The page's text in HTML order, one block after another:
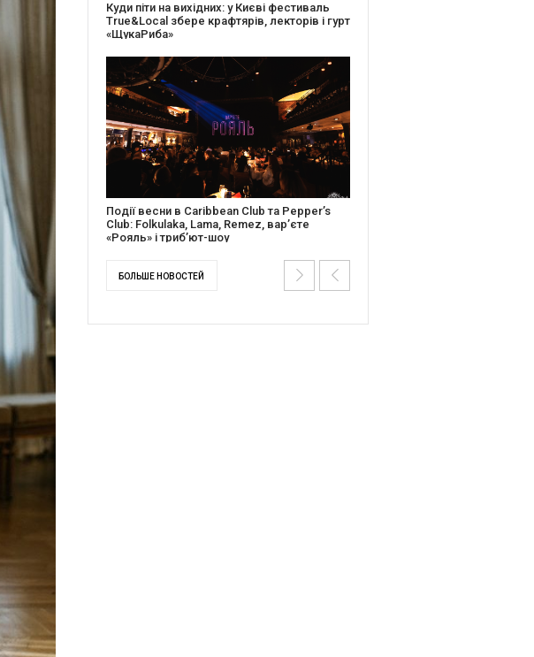
27 років музичної історії: Caribbean Club
відсвяткує День Народження серією
благодійних подій
Документальний фільм “Будинок “Слово”
англійською покажуть в країнах Європи,
Канаді та США
БОЛЬШЕ НОВОСТЕЙ